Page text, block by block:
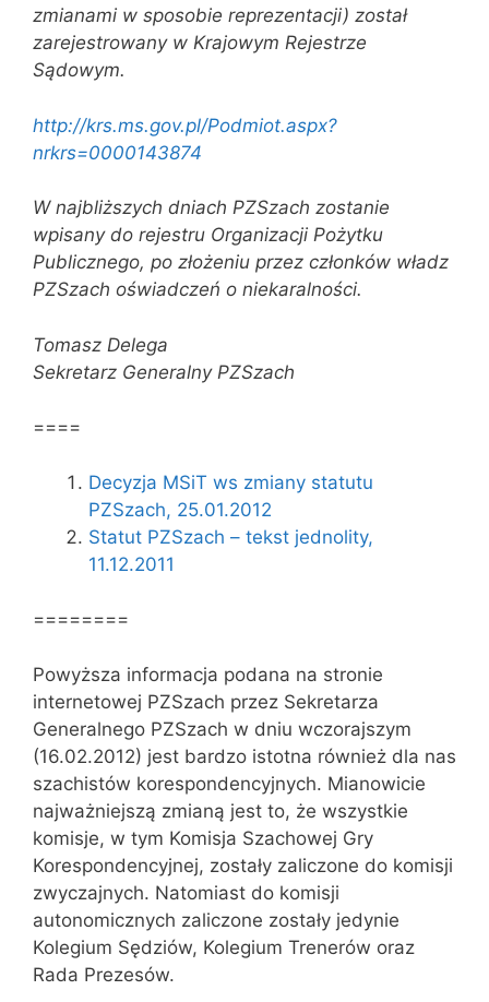
zmianami w sposobie reprezentacji) został
zarejestrowany w Krajowym Rejestrze
Sądowym.
http://krs.ms.gov.pl/Podmiot.aspx?
nrkrs=0000143874
W najbliższych dniach PZSzach zostanie
wpisany do rejestru Organizacji Pożytku
Publicznego, po złożeniu przez członków władz
PZSzach oświadczeń o niekaralności.
Tomasz Delega
Sekretarz Generalny PZSzach
====
Decyzja MSiT ws zmiany statutu
PZSzach, 25.01.2012
Statut PZSzach – tekst jednolity,
11.12.2011
========
Powyższa informacja podana na stronie
internetowej PZSzach przez Sekretarza
Generalnego PZSzach w dniu wczorajszym
(16.02.2012) jest bardzo istotna również dla nas
szachistów korespondencyjnych. Mianowicie
najważniejszą zmianą jest to, że wszystkie
komisje, w tym Komisja Szachowej Gry
Korespondencyjnej, zostały zaliczone do komisji
zwyczajnych. Natomiast do komisji
autonomicznych zaliczone zostały jedynie
Kolegium Sędziów, Kolegium Trenerów oraz
Rada Prezesów.